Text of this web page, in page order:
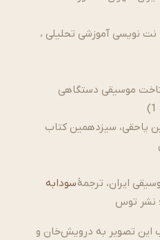
نت نویسی آموزشی تحلیلی ،
شناخت موسیقی دستگاهی
حسین یاحقی، سیزدهمین کتاب
سودابه
؛ نشر توس
این تصویر به درویش‌خان و